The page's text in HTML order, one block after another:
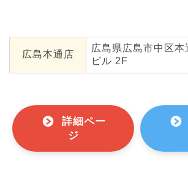
広島本通店
広島県広島市中区
ビル 2F
詳細ペー
ジ